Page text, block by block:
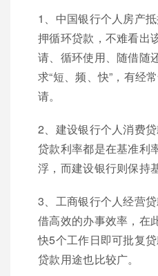
1、中国银行个人房产
押循环贷款，不难看出
请、循环使用、随借随
求“短、频、快”，有经
请。
2、建设银行个人消费
贷款利率都是在基准利
浮，而建设银行则保持
3、工商银行个人经营
借高效的办事效率，在
快5个工作日即可批复
贷款用途也比较广。